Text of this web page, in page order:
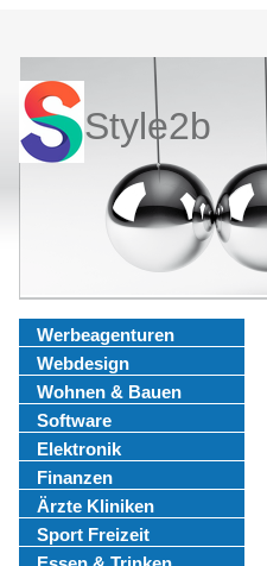
Style2b
Werbeagenturen
Webdesign
Wohnen & Bauen
Software
Elektronik
Finanzen
Ärzte Kliniken
Sport Freizeit